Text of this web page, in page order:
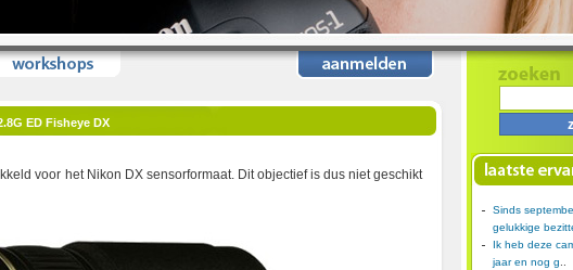
ED Fisheye DX
voor het Nikon DX sensorformaat. Dit objectief is dus niet geschikt
Sinds
gelukkige
Ik heb deze
jaar en nog g